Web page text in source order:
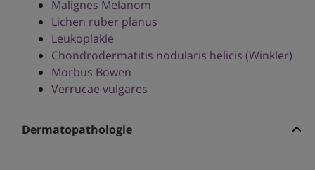
Malignes Melanom
Lichen ruber planus
Leukoplakie
Chondrodermatitis nodularis helicis (Winkler)
Morbus Bowen
Verrucae vulgares
Dermatopathologie